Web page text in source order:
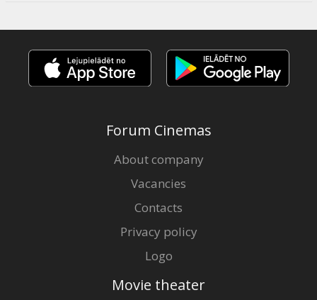
Forum Cinemas
About company
Vacancies
Contacts
Privacy policy
Logo
Movie theater